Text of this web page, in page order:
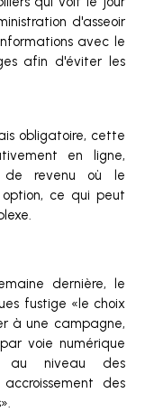
d'asseoir
avec le
afin d'éviter les
obligatoire, cette
en ligne,
de revenu où le
ce qui peut
dernière, le
fustige «le choix
à une campagne,
voie numérique
au niveau des
des